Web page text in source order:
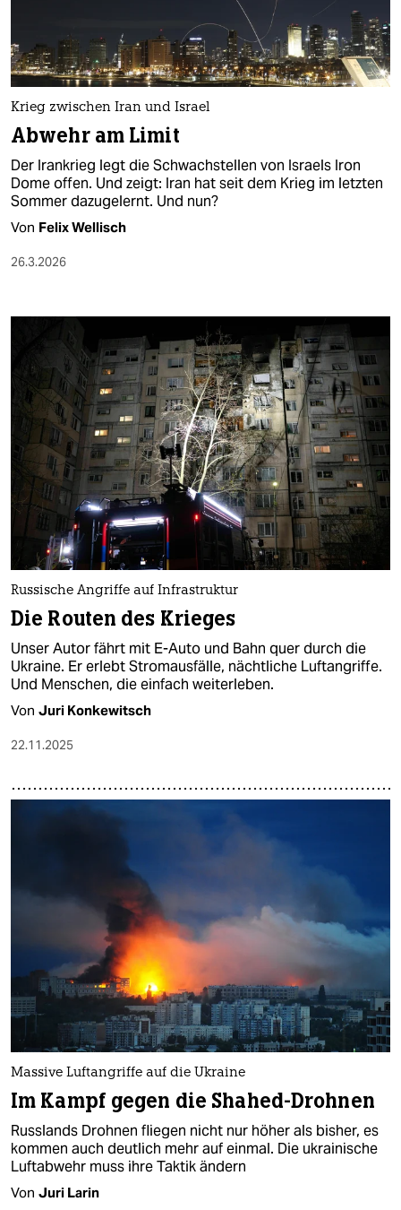
nord
wahrheit
verlag
verlag
veranstaltungen
shop
fragen & hilfe
genossenschaft
epaper login
Krieg zwischen Iran und Israel
Abwehr am Limit
Der Irankrieg legt die Schwachstellen von Israels Iron
Dome offen. Und zeigt: Iran hat seit dem Krieg im letzten
Sommer dazugelernt. Und nun?
Von Felix Wellisch
26.3.2026
Russische Angriffe auf Infrastruktur
Die Routen des Krieges
Unser Autor fährt mit E-Auto und Bahn quer durch die
Ukraine. Er erlebt Stromausfälle, nächtliche Luftangriffe.
Und Menschen, die einfach weiterleben.
Von Juri Konkewitsch
22.11.2025
Massive Luftangriffe auf die Ukraine
Im Kampf gegen die Shahed-Drohnen
Russlands Drohnen fliegen nicht nur höher als bisher, es
kommen auch deutlich mehr auf einmal. Die ukrainische
Luftabwehr muss ihre Taktik ändern
Von Juri Larin